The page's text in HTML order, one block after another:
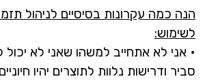
הנה כמה עקרונות בסיסיים לניהול
לשימוש:
• אני לא אתחייב למשהו שאני לא
סביר ודרישות נלוות לתוצרים יהיו